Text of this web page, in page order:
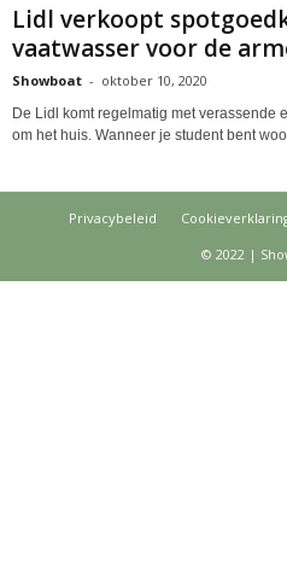
Lidl verkoopt
vaatwasser voor de
Showboat - oktober 10, 2020
De Lidl komt regelmatig met verassende
om het huis. Wanneer je student bent
Privacybeleid
© 2022 |